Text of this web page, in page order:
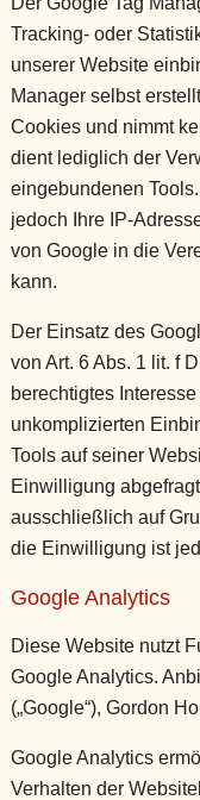
Tracking- oder
unserer Website
Manager selbst
Cookies und nimmt
dient lediglich der
eingebundenen
jedoch Ihre IP-
von Google in die
kann.
Der Einsatz des
von Art. 6 Abs. 1 lit. f
berechtigtes
unkomplizierten
Tools auf seiner
Einwilligung
ausschließlich auf
die Einwilligung ist
Google Analytics
Diese Website nutzt
Google Analytics.
(„Google“), Gordon
Google Analytics
Verhalten der